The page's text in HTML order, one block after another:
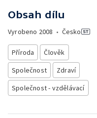
Obsah dílu
Vyrobeno 2008 • Česko
Příroda
Člověk
Společnost
Zdraví
Společnost - vzdělávací